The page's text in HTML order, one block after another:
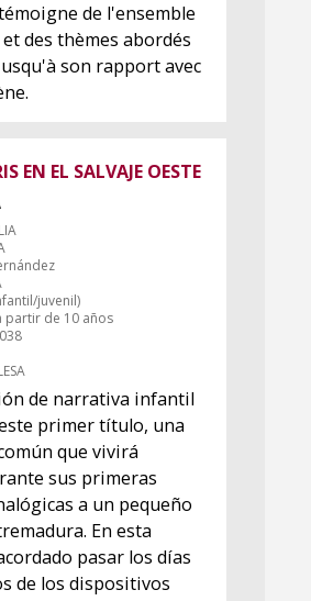
de l'ensemble
des thèmes abordés
son rapport avec
EN EL SALVAJE OESTE
juvenil)
partir de 10 años
de narrativa infantil
primer título, una
que vivirá
sus primeras
a un pequeño
En esta
pasar los días
de los dispositivos